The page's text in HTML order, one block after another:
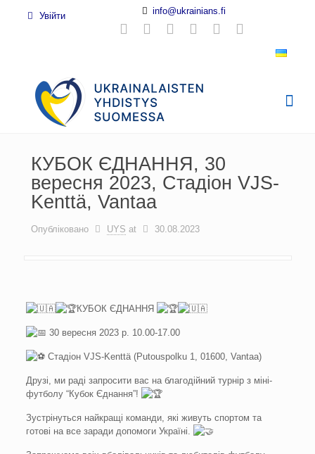
Увійти info@ukrainians.fi
КУБОК ЄДНАННЯ, 30
вересня 2023, Стадіон VJS-
Kenttä, Vantaa
Опубліковано UYS at 30.08.2023
КУБОК ЄДНАННЯ
30 вересня 2023 р. 10.00-17.00
Стадіон VJS-Kenttä (Putouspolku 1, 01600, Vantaa)
Друзі, ми раді запросити вас на благодійний турнір з міні-
футболу “Кубок Єднання”!
Зустрінуться найкращі команди, які живуть спортом та
готові на все заради допомоги Україні.